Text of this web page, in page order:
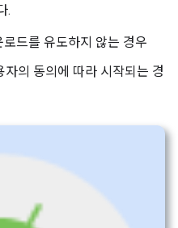
.
드를 유도하지 않는 경우
의 동의에 따라 시작되는 경